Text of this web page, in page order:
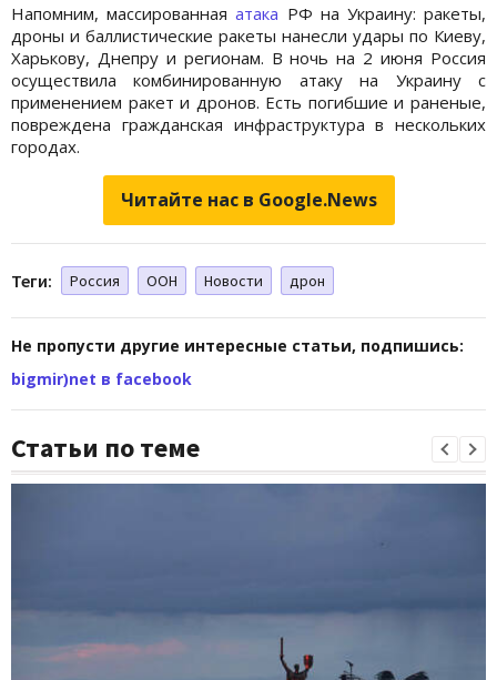
Напомним, массированнаяатака РФ на Украину: ракеты,
дроны и баллистические ракеты нанесли удары по Киеву,
Харькову, Днепру и регионам. В ночь на 2 июня Россия
осуществила комбинированную атаку на Украину с
применением ракет и дронов. Есть погибшие и раненые,
повреждена гражданская инфраструктура в нескольких
городах.
Читайте нас в Google.News
Теги: Россия ООН Новости дрон
Не пропусти другие интересные статьи, подпишись:
bigmir)net в facebook
Статьи по теме